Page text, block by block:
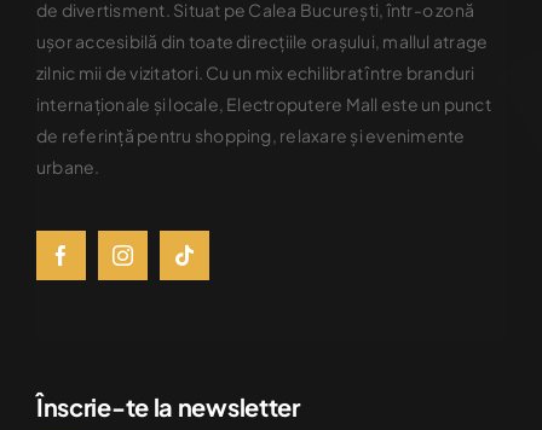
de divertisment. Situat pe Calea Bucureşti, într-o zonă
uşor accesibilă din toate direcţiile oraşului, mallul atrage
zilnic mii de vizitatori. Cu un mix echilibrat între branduri
internaţionale şi locale, Electroputere Mall este un punct
de referinţă pentru shopping, relaxare şi evenimente
urbane.
Înscrie-te la newsletter